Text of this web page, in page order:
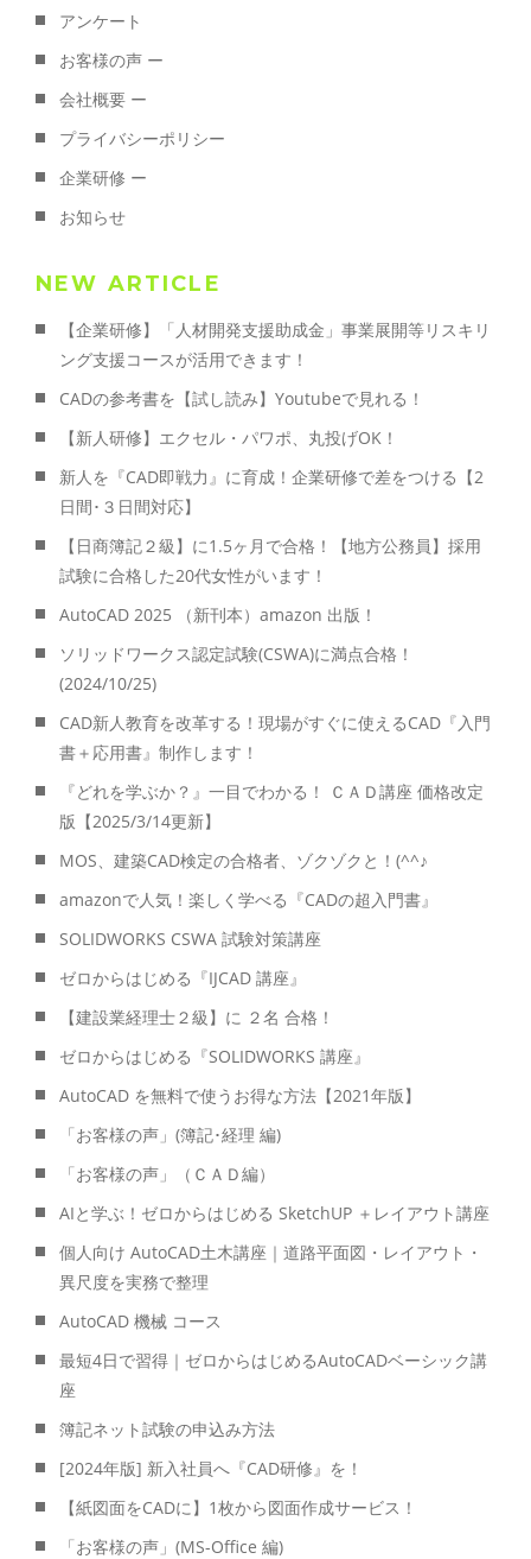
アンケート
お客様の声 ー
会社概要 ー
プライバシーポリシー
企業研修 ー
お知らせ
NEW ARTICLE
【企業研修】「人材開発支援助成金」事業展開等リスキリ
ング支援コースが活用できます！
CADの参考書を【試し読み】Youtubeで見れる！
【新人研修】エクセル・パワポ、丸投げOK！
新人を『CAD即戦力』に育成！企業研修で差をつける【2
日間･３日間対応】
【日商簿記２級】に1.5ヶ月で合格！【地方公務員】採用
試験に合格した20代女性がいます！
AutoCAD 2025 （新刊本）amazon 出版！
ソリッドワークス認定試験(CSWA)に満点合格！
(2024/10/25)
CAD新人教育を改革する！現場がすぐに使えるCAD『入門
書＋応用書』制作します！
『どれを学ぶか？』一目でわかる！ ＣＡＤ講座 価格改定
版【2025/3/14更新】
MOS、建築CAD検定の合格者、ゾクゾクと！(^^♪
amazonで人気！楽しく学べる『CADの超入門書』
SOLIDWORKS CSWA 試験対策講座
ゼロからはじめる『IJCAD 講座』
【建設業経理士２級】に ２名 合格！
ゼロからはじめる『SOLIDWORKS 講座』
AutoCAD を無料で使うお得な方法【2021年版】
「お客様の声」(簿記･経理 編)
「お客様の声」（ＣＡＤ編）
AIと学ぶ！ゼロからはじめる SketchUP ＋レイアウト講座
個人向け AutoCAD土木講座｜道路平面図・レイアウト・
異尺度を実務で整理
AutoCAD 機械 コース
最短4日で習得｜ゼロからはじめるAutoCADベーシック講
座
簿記ネット試験の申込み方法
[2024年版] 新入社員へ『CAD研修』を！
【紙図面をCADに】1枚から図面作成サービス！
「お客様の声」(MS-Office 編)